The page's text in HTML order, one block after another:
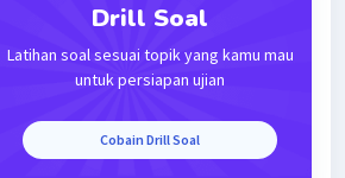
Drill Soal
Latihan soal sesuai topik yang kamu mau
untuk persiapan ujian
Cobain Drill Soal